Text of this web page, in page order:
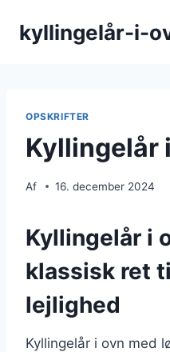
kyllingelår-i-
OPSKRIFTER
Kyllingelår
Af 16. december 2024
Kyllingelår i
klassisk ret
lejlighed
Kyllingelår i ovn med